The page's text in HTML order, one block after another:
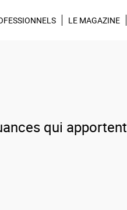
LE MAGAZINE
qui apportent
C34-e